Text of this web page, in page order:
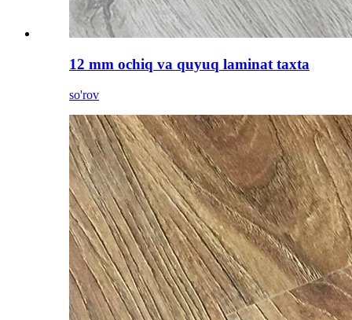
12 mm ochiq va quyuq laminat taxta
so'rov